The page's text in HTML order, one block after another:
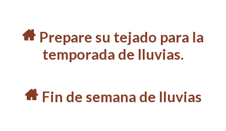
r Prepare su tejado para la
temporada de lluvias.
r Fin de semana de lluvias